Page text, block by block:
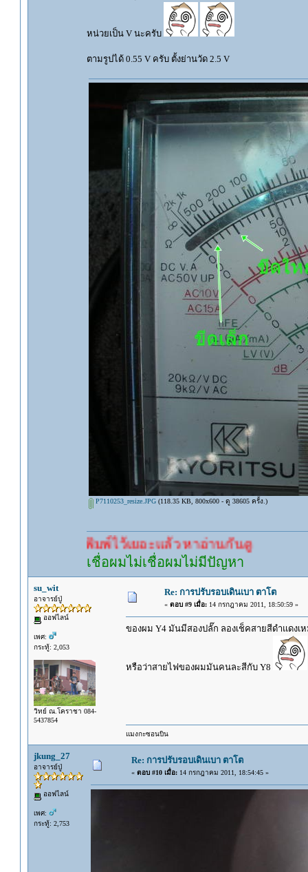
หน่วยเป็น V นะครับ
ตามรูปได้ 0.55 V ครับ ตั้งย่านวัด 2.5 V
P7110253_resize.JPG(118.35 KB, 800x600 - ดู 38605 ครั้ง.)
ว้เยอะแล้ว หาอ่านกันดู
เชื่อผมไม่เชื่อผมไม่มีปัญหา
su_wit
อาจารย์ปู่
ออฟไลน์
เพศ:
กระทู้: 2,053
วิทย์ ณ.โคราชา 084-
5437854
Re: การปรับรอบเดินเบา ตาโต
« ตอบ #9 เมื่อ:14 กรกฎาคม 2011, 18:50:59 »
ของผม Y4 มันมีสองปลั๊ก ลองเช็คสายสีดำแดงเ
หรือว่าสายไฟของผมมันคนละสีกับ Y8
แมงกะซอนบิน
jkung_27
อาจารย์ปู่
ออฟไลน์
เพศ:
กระทู้: 2,753
Re: การปรับรอบเดินเบา ตาโต
« ตอบ #10 เมื่อ:14 กรกฎาคม 2011, 18:54:45 »